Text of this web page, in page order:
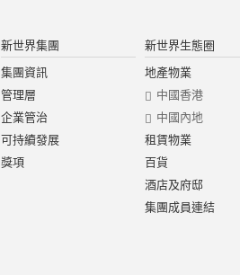
新世界集團
集團資訊
管理層
企業管治
可持續發展
獎項
新世界生態圈
地產物業
中國香港
中國內地
租賃物業
百貨
酒店及府邸
集團成員連結